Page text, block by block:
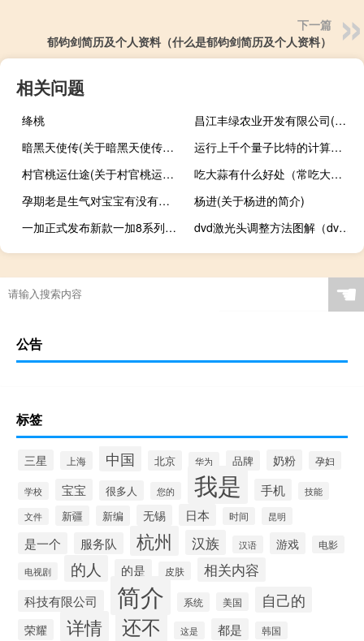
下一篇
郁钧剑简历及个人资料（什么是郁钧剑简历及个人资料）
相关问题
绛桃
昌江丰绿农业开发有限公司(关于昌江丰绿农业开发有限公司的简介)
暗黑天使传(关于暗黑天使传的简介)
运行上千个量子比特的计算机制成
村官桃运仕途(关于村官桃运仕途的简介)
吃大蒜有什么好处（常吃大蒜的好处）
孕期老是生气对宝宝有没有影响（生气对胎儿的影响）
杨进(关于杨进的简介)
一加正式发布新款一加8系列手机 广受国内外用户好评
dvd激光头调整方法图解（dvd激光头）
☚
公告
标签
三星 上海 中国 北京 华为 品牌 奶粉 孕妇
学校 宝宝 很多人 您的 我是 手机 技能
文件 新疆 新编 无锡 日本 时间 昆明
是一个 服务队 杭州 汉族 汉语 游戏 电影
电视剧 的人 的是 皮肤 相关内容
科技有限公司 简介 系统 美国 自己的
荣耀 详情 还不 这是 都是 韩国